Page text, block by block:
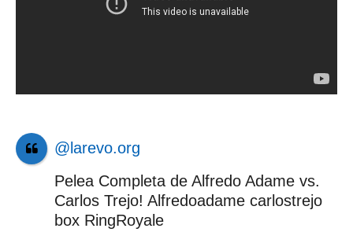
@larevo.org
Pelea Completa de Alfredo Adame vs.
Carlos Trejo! Alfredoadame carlostrejo
box RingRoyale